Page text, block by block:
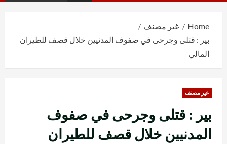
Home
غير مصنف
بير : قتلى وجرحى في صفوف المدنيين خلال قصف للطيران
المالي
غير مصنف
بير : قتلى وجرحى في صفوف
المدنيين خلال قصف للطيران